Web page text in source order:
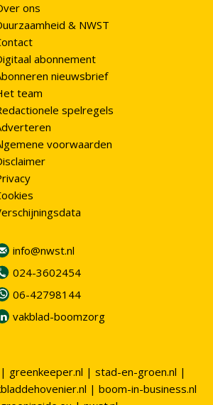
ons
& NWST
abonnement
nieuwsbrief
team
spelregels
voorwaarden
info@nwst.nl
024-3602454
06-42798144
vakblad-boomzorg
| greenkeeper.nl | stad-en-groen.nl |
| boom-in-business.nl